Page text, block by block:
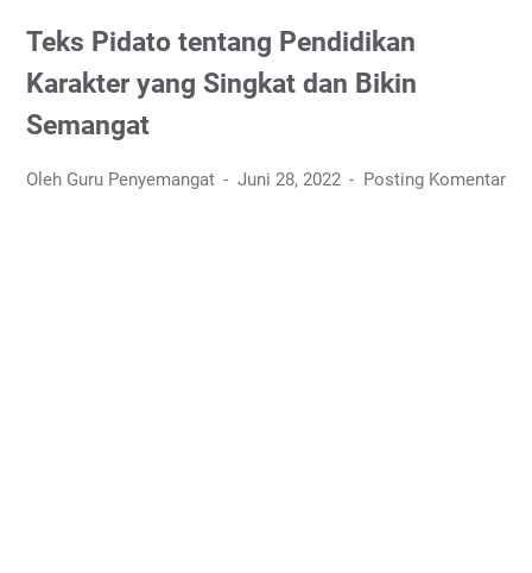
Teks Pidato tentang Pendidikan
Karakter yang Singkat dan Bikin
Semangat
Oleh Guru Penyemangat Juni 28, 2022 Posting Komentar